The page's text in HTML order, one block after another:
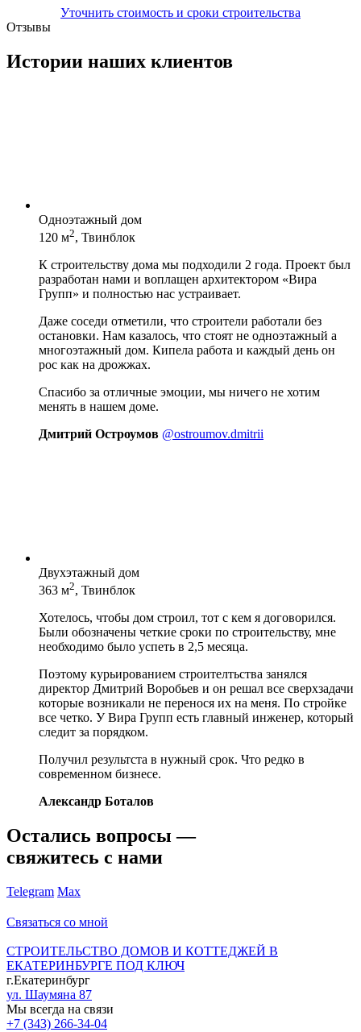
Уточнить стоимость и сроки строительства
Отзывы
Истории наших клиентов
Одноэтажный дом
120 м2, Твинблок
К строительству дома мы подходили 2 года. Проект был
разработан нами и воплащен архитектором «Вира
Групп» и полностью нас устраивает.
Даже соседи отметили, что строители работали без
остановки. Нам казалось, что стоят не одноэтажный а
многоэтажный дом. Кипела работа и каждый день он
рос как на дрожжах.
Спасибо за отличные эмоции, мы ничего не хотим
менять в нашем доме.
Дмитрий Остроумов @ostroumov.dmitrii
Двухэтажный дом
363 м2, Твинблок
Хотелось, чтобы дом строил, тот с кем я договорился.
Были обозначены четкие сроки по строительству, мне
необходимо было успеть в 2,5 месяца.
Поэтому курьированием строителтьства занялся
директор Дмитрий Воробьев и он решал все сверхзадачи
которые возникали не перенося их на меня. По стройке
все четко. У Вира Групп есть главный инженер, который
следит за порядком.
Получил результста в нужный срок. Что редко в
современном бизнесе.
Александр Боталов
Остались вопросы —
свяжитесь с нами
Telegram Max
Связаться со мной
СТРОИТЕЛЬСТВО ДОМОВ И КОТТЕДЖЕЙ В
ЕКАТЕРИНБУРГЕ ПОД КЛЮЧ
г.Екатеринбург
ул. Шаумяна 87
Мы всегда на связи
+7 (343) 266-34-04